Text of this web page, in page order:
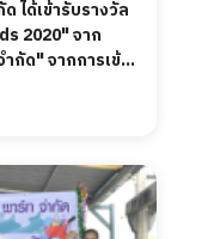
ได้เข้ารับรางวัล
2020" จาก
กัด" จากการเข้า
2020
ะร่วมแสดง